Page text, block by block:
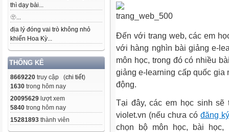
thì dạy bài...
🫥...
địa lý đóng vai trò không nhỏ
khiến Hoa Kỳ...
THỐNG KÊ
8669220 truy cập (chi tiết)
1630 trong hôm nay
20095629 lượt xem
5840 trong hôm nay
15281893 thành viên
Đến với trang web, các em
với hàng nghìn bài giảng e-
môn học, trong đó có nhiều
giảng e-learning cấp quốc gia
động.
Tại đây, các em học sinh sẽ
violet.vn (nếu chưa cóđăng
chọn bộ môn học, bài